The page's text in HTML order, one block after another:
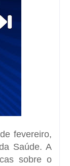
fevereiro,
Saúde. A
sobre o